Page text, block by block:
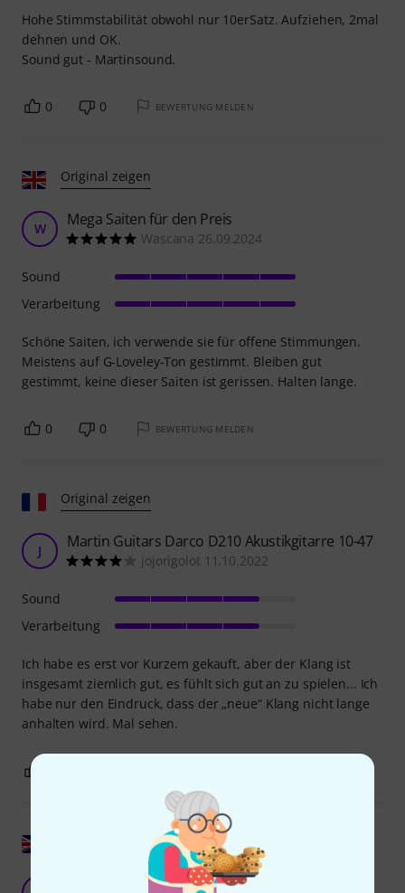
Hohe Stimmstabilität obwohl nur 10erSatz. Aufziehen, 2mal
dehnen und OK.
Sound gut - Martinsound.
0 0 BEWERTUNG MELDEN
Original zeigen
W Mega Saiten für den Preis
Wascana 26.09.2024
Schöne Saiten, ich verwende sie für offene Stimmungen.
Meistens auf G-Loveley-Ton gestimmt. Bleiben gut
gestimmt, keine dieser Saiten ist gerissen. Halten lange.
Sound
Verarbeitung
0 0 BEWERTUNG MELDEN
Original zeigen
J Martin Guitars Darco D210 Akustikgitarre 10-47
jojorigolot 11.10.2022
Ich habe es erst vor Kurzem gekauft, aber der Klang ist
insgesamt ziemlich gut, es fühlt sich gut an zu spielen... Ich
habe nur den Eindruck, dass der „neue“ Klang nicht lange
anhalten wird. Mal sehen.
Sound
Verarbeitung